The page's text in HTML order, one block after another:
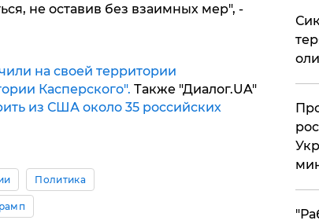
не оставив без взаимных мер", -
на своей территории
Касперского". Также "Диалог.UA"
из США около 35 российских
Политика